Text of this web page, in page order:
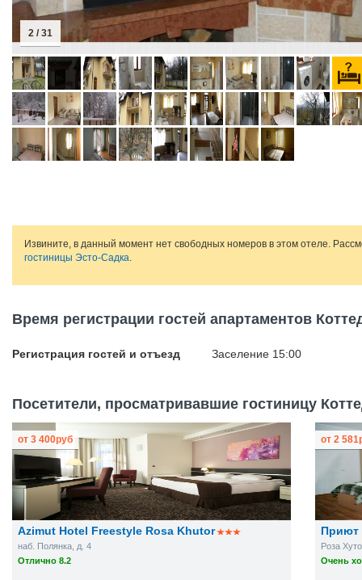
2 / 31
Извините, в данный момент нет свободных номеров в этом отеле.
гостиницы Эсто-Садка.
Время регистрации гостей апартаментов
Регистрация гостей и отъезд Заселение 15:00
Посетители, просматривавшие гостиницу
Azimut Hotel Freestyle Rosa Khutor
наб. Полянка, д. 4
Отлично 8.2
от 3 400руб
Приют
Роза
Очень
от 2 581